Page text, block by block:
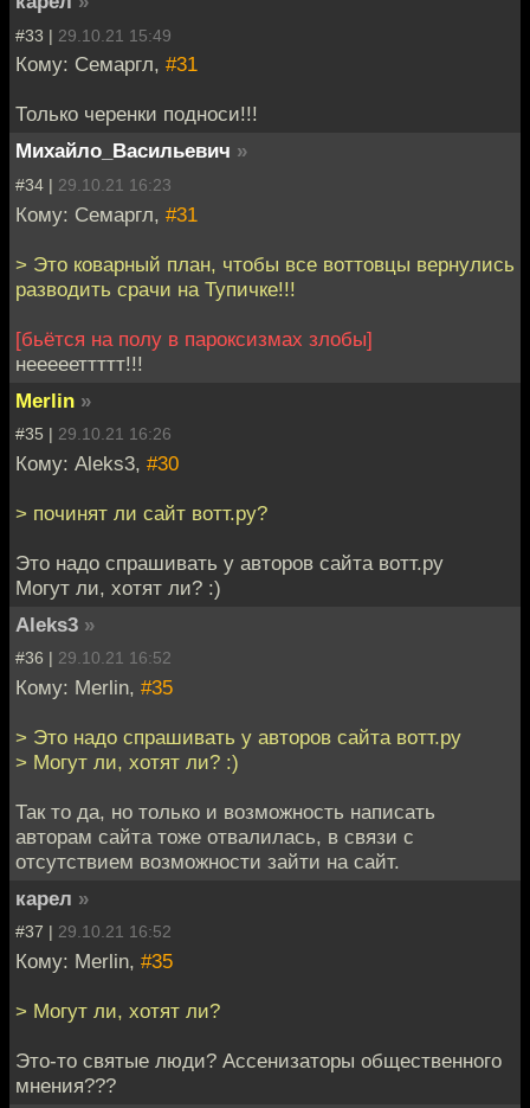
#33 | 29.10.21 15:49
Кому: Семаргл, #31
Только черенки подноси!!!
Михайло_Васильевич »
#34 | 29.10.21 16:23
Кому: Семаргл, #31
> Это коварный план, чтобы все воттовцы вернулись
разводить срачи на Тупичке!!!
[бьётся на полу в пароксизмах злобы]
неееееттттт!!!
Merlin »
#35 | 29.10.21 16:26
Кому: Aleks3, #30
> починят ли сайт вотт.ру?
Это надо спрашивать у авторов сайта вотт.ру
Могут ли, хотят ли? :)
Aleks3 »
#36 | 29.10.21 16:52
Кому: Merlin, #35
> Это надо спрашивать у авторов сайта вотт.ру
> Могут ли, хотят ли? :)
Так то да, но только и возможность написать
авторам сайта тоже отвалилась, в связи с
отсутствием возможности зайти на сайт.
карел »
#37 | 29.10.21 16:52
Кому: Merlin, #35
> Могут ли, хотят ли?
Это-то святые люди? Ассенизаторы общественного
мнения???